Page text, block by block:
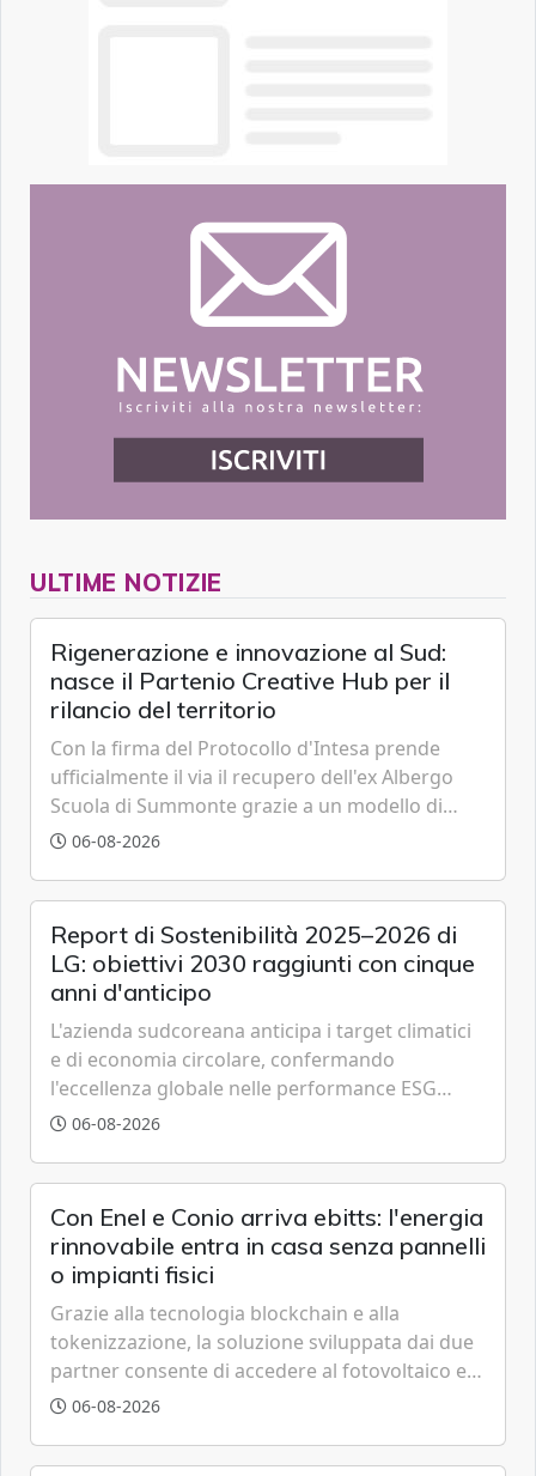
ULTIME NOTIZIE
Rigenerazione e innovazione al Sud:
nasce il Partenio Creative Hub per il
rilancio del territorio
Con la firma del Protocollo d'Intesa prende
ufficialmente il via il recupero dell'ex Albergo
Scuola di Summonte grazie a un modello di
partenariato pubblico-privato e a una rete di
06-08-2026
Report di Sostenibilità 2025–2026 di
LG: obiettivi 2030 raggiunti con cinque
anni d'anticipo
L'azienda sudcoreana anticipa i target climatici
e di economia circolare, confermando
l'eccellenza globale nelle performance ESG
grazie a innovazione, accessibilità e governance
06-08-2026
Con Enel e Conio arriva ebitts: l'energia
rinnovabile entra in casa senza pannelli
o impianti fisici
Grazie alla tecnologia blockchain e alla
tokenizzazione, la soluzione sviluppata dai due
partner consente di accedere al fotovoltaico e
all'eolico ottenendo risparmi diretti in bolletta,
06-08-2026